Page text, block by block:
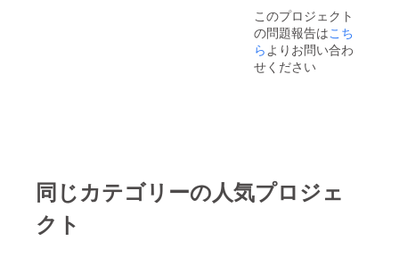
日まで
ティー
コース
の御利
用は仕
入れの
ご使用
期間２
このプロジェクト
の問題報告はこち
ら よりお問い合わ
せください
同じカテゴリーの人気プロジェ
クト